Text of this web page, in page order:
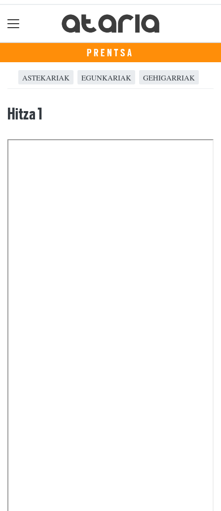
PRENTSA
ASTEKARIAK EGUNKARIAK GEHIGARRIAK
Hitza 1